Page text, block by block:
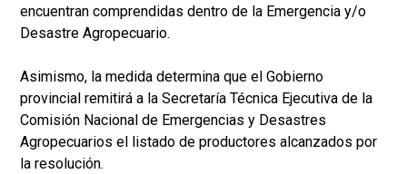
encuentran comprendidas dentro de la Emergencia y/o
Desastre Agropecuario.
Asimismo, la medida determina que el Gobierno
provincial remitirá a la Secretaría Técnica Ejecutiva de la
Comisión Nacional de Emergencias y Desastres
Agropecuarios el listado de productores alcanzados por
la resolución.